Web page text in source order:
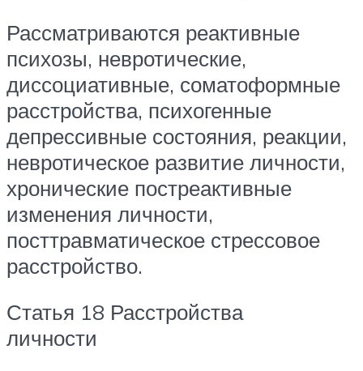
Рассматриваются реактивные
психозы, невротические,
диссоциативные, соматоформные
расстройства, психогенные
депрессивные состояния, реакции,
невротическое развитие личности,
хронические постреактивные
изменения личности,
посттравматическое стрессовое
расстройство.
Статья 18 Расстройства
личности